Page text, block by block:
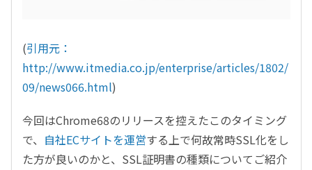
(引用元：
http://www.itmedia.co.jp/enterprise/articles/1802/
09/news066.html)
今回はChrome68のリリースを控えたこのタイミング
で、 自社ECサイトを運営する上で何故常時SSL化をし
た方が良いのかと、SSL証明書の種類についてご紹介